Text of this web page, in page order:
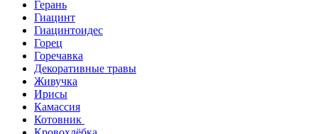
Герань
Гиацинт
Гиацинтоидес
Горец
Горечавка
Декоративные травы
Живучка
Ирисы
Камассия
Котовник